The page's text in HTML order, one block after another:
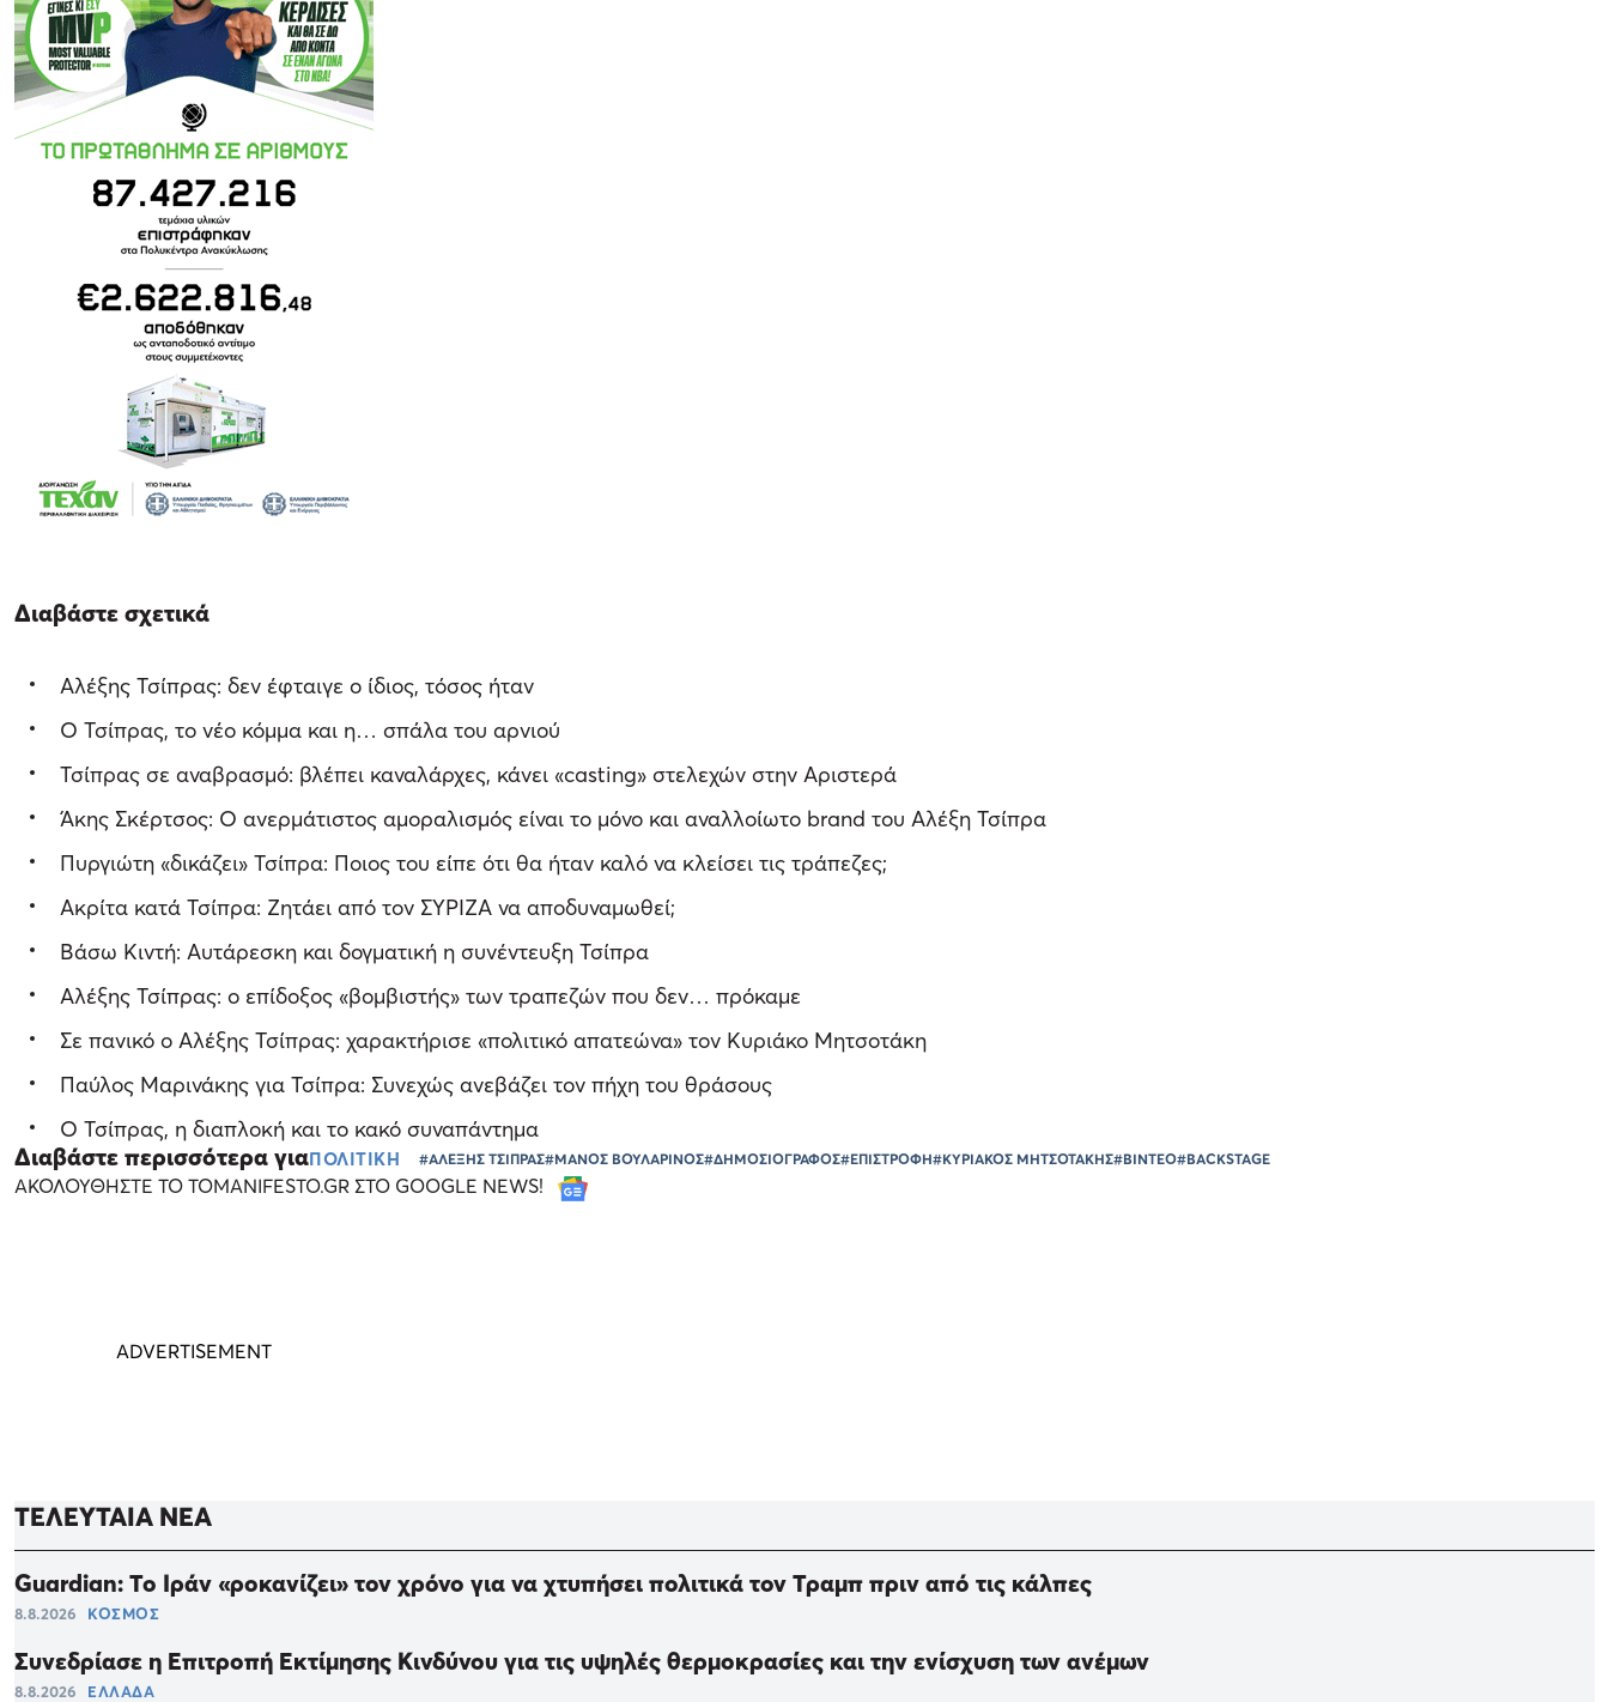
Διαβάστε σχετικά
Αλέξης Τσίπρας: δεν έφταιγε ο ίδιος, τόσος ήταν
Ο Τσίπρας, το νέο κόμμα και η… σπάλα του αρνιού
Τσίπρας σε αναβρασμό: βλέπει καναλάρχες, κάνει «casting» στελεχών στην Αριστερά
Άκης Σκέρτσος: Ο ανερμάτιστος αμοραλισμός είναι το μόνο και αναλλοίωτο brand του Αλέξη Τσίπρα
Πυργιώτη «δικάζει» Τσίπρα: Ποιος του είπε ότι θα ήταν καλό να κλείσει τις τράπεζες;
Ακρίτα κατά Τσίπρα: Ζητάει από τον ΣΥΡΙΖΑ να αποδυναμωθεί;
Βάσω Κιντή: Αυτάρεσκη και δογματική η συνέντευξη Τσίπρα
Αλέξης Τσίπρας: ο επίδοξος «βομβιστής» των τραπεζών που δεν… πρόκαμε
Σε πανικό ο Αλέξης Τσίπρας: χαρακτήρισε «πολιτικό απατεώνα» τον Κυριάκο Μητσοτάκη
Παύλος Μαρινάκης για Τσίπρα: Συνεχώς ανεβάζει τον πήχη του θράσους
Ο Τσίπρας, η διαπλοκή και το κακό συναπάντημα
Διαβάστε περισσότερα γιαΠΟΛΙΤΙΚΗ #ΑΛΕΞΗΣ ΤΣΙΠΡΑΣ#ΜΑΝΟΣ ΒΟΥΛΑΡΙΝΟΣ#ΔΗΜΟΣΙΟΓΡΑΦΟΣ#ΕΠΙΣΤΡΟΦΗ#ΚΥΡΙΑΚΟΣ ΜΗΤΣΟΤΑΚΗΣ#ΒΙΝΤΕΟ#BACKSTAGE
ΑΚΟΛΟΥΘΗΣΤΕ ΤΟ TOMANIFESTO.GR ΣΤΟ GOOGLE NEWS!
ΤΕΛΕΥΤΑΙΑ ΝΕΑ
Guardian: Το Ιράν «ροκανίζει» τον χρόνο για να χτυπήσει πολιτικά τον Τραμπ πριν από τις κάλπες
8.8.2026 ΚΟΣΜΟΣ
Συνεδρίασε η Επιτροπή Εκτίμησης Κινδύνου για τις υψηλές θερμοκρασίες και την ενίσχυση των ανέμων
8.8.2026 ΕΛΛΑΔΑ